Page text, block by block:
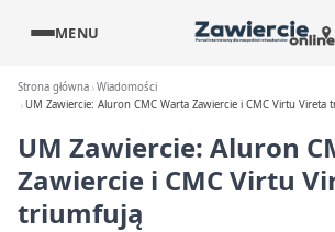
MENU
Strona główna Wiadomości
UM Zawiercie: Aluron CMC Warta Zawiercie i CMC Virtu Vireta
UM Zawiercie: Aluron
Zawiercie i CMC Virtu
triumfują